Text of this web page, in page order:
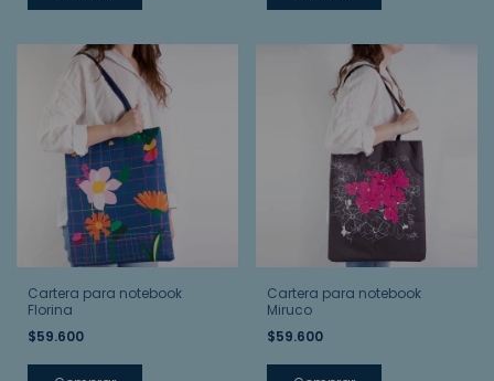
Cartera para notebook
Florina
$59.600
Cartera para notebook
Miruco
$59.600